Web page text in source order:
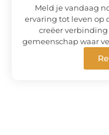
Meld je vandaag
ervaring tot leven op
creëer
gemeenschap waar